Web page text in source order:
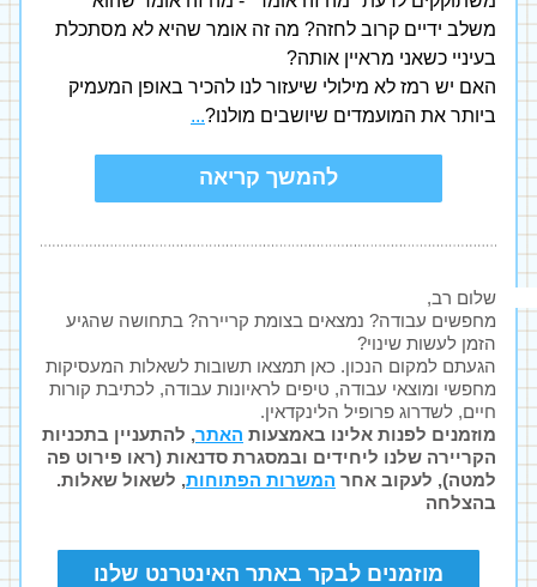
בעיניי כשאני מראיין אותה?
ביותר את המועמדים שיושבים מולנו?..
.
להמשך קריאה
שלום רב,
הזמן לעשות שינוי?
חיים, לשדרוג פרופיל הלינקדאין.
מוזמנים לפנות אלינו באמצעות האתר
למטה), לעקוב אחר המשרות הפתוחות, לשאול שאלות.
בהצלחה
מוזמנים לבקר באתר האינטרנט שלנו